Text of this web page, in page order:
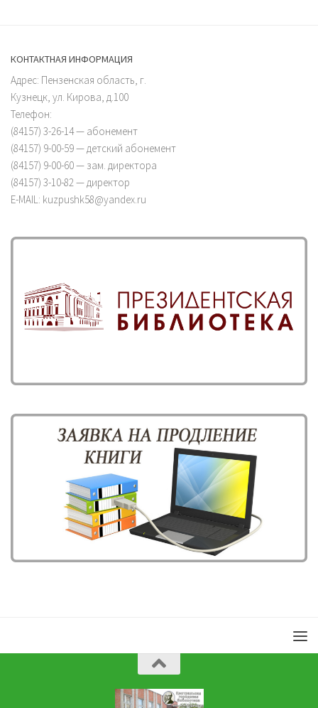
КОНТАКТНАЯ ИНФОРМАЦИЯ
Адрес: Пензенская область, г.
Кузнецк, ул. Кирова, д.100
Телефон:
(84157) 3-26-14 — абонемент
(84157) 9-00-59 — детский абонемент
(84157) 9-00-60 — зам. директора
(84157) 3-10-82 — директор
E-MAIL: kuzpushk58@yandex.ru